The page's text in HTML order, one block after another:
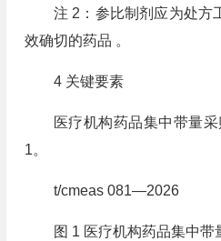
注 2：参比制剂应为处方
效确切的药品 。
4 关键要素
医疗机构药品集中带量
1。
t/cmeas 081—2026
图 1 医疗机构药品集中